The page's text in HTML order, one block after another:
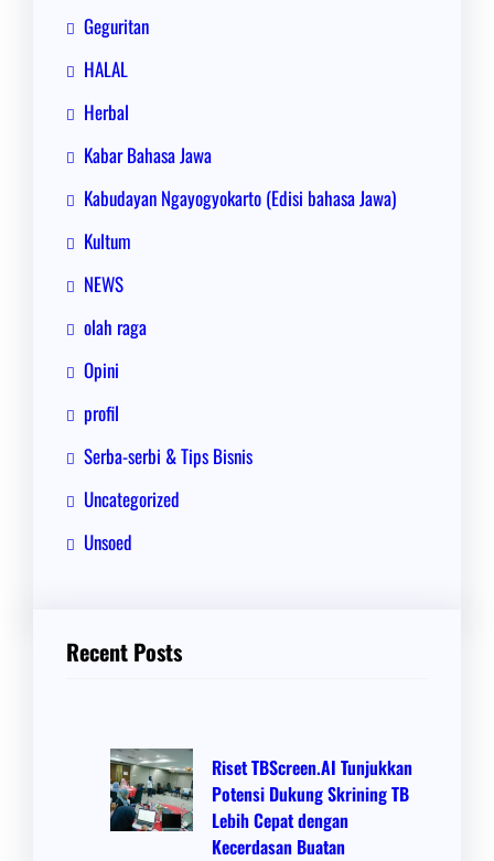
Geguritan
HALAL
Herbal
Kabar Bahasa Jawa
Kabudayan Ngayogyokarto (Edisi bahasa Jawa)
Kultum
NEWS
olah raga
Opini
profil
Serba-serbi & Tips Bisnis
Uncategorized
Unsoed
Recent Posts
Riset TBScreen.AI Tunjukkan
Potensi Dukung Skrining TB
Lebih Cepat dengan
Kecerdasan Buatan